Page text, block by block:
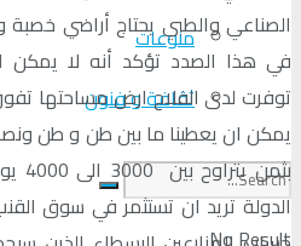
منوعات
ثقافة و فنون
No Result
الصناعي والطبي يحتاج أراضي خصبة
في هذا الصدد تؤكد أنه لا يمكن
يمكن ان يعطينا ما بين طن و طن
الدولة تريد ان تستثمر في سوق